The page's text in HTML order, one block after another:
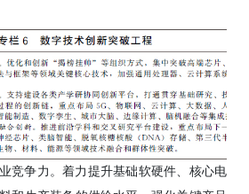
竞争力。着力提升基础软硬件、核心电